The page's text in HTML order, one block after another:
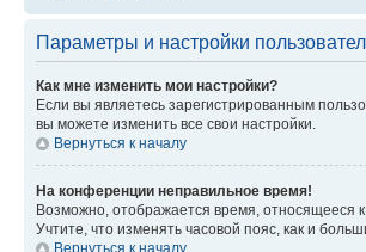
Параметры и настройки
Как мне изменить мои настройки?
Если вы являетесь зарегистрированным
вы можете изменить все свои настройки.
Вернуться к началу
На конференции неправильное время!
Возможно, отображается время, относящееся к
Учтите, что изменять часовой пояс, как и
Вернуться к началу